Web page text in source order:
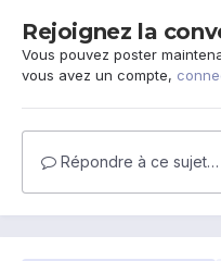
Rejoignez la
Vous pouvez poster
vous avez un compte,
Répondre à ce sujet…